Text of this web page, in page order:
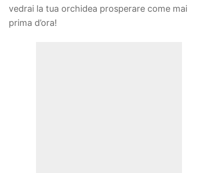
vedrai la tua orchidea prosperare come mai
prima d’ora!